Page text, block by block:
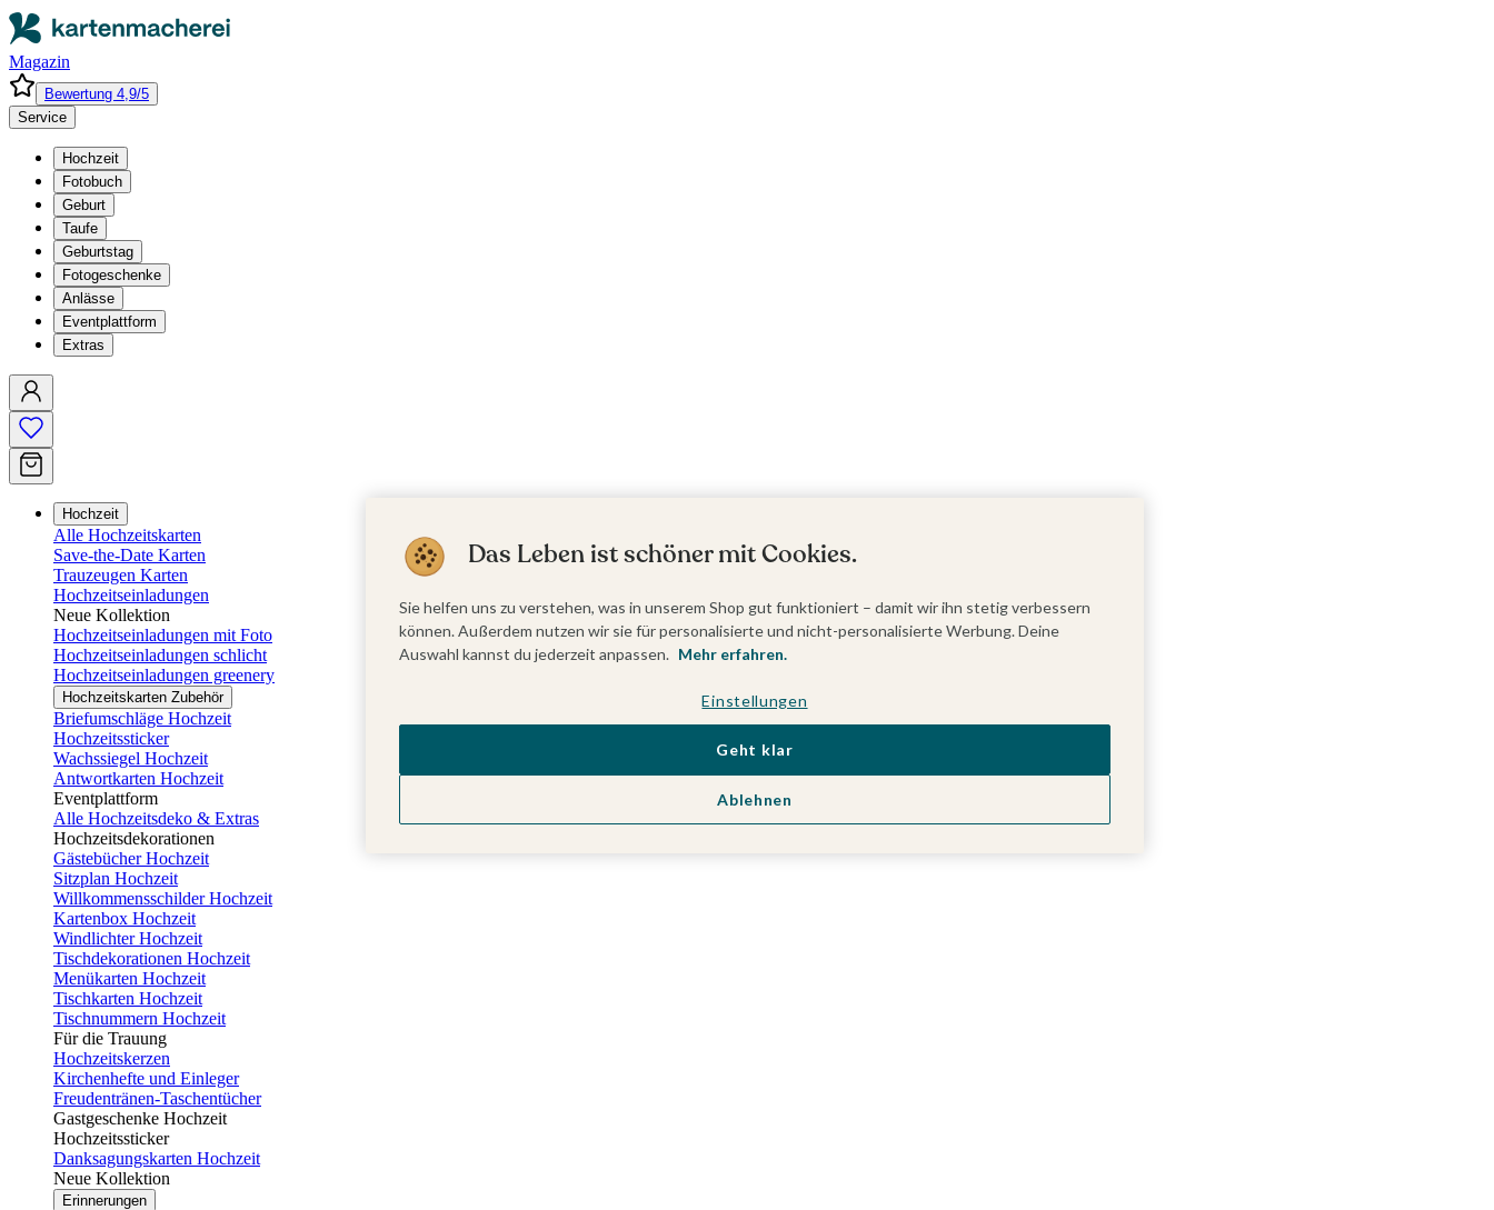
Magazin
Bewertung 4,9/5
Service
Hochzeit
Fotobuch
Geburt
Taufe
Geburtstag
Fotogeschenke
Anlässe
Eventplattform
Extras
Hochzeit
Alle Hochzeitskarten
Save-the-Date Karten
Trauzeugen Karten
Hochzeitseinladungen
Neue Kollektion
Hochzeitseinladungen mit Foto
Hochzeitseinladungen schlicht
Hochzeitseinladungen greenery
Hochzeitskarten Zubehör
Briefumschläge Hochzeit
Hochzeitssticker
Wachssiegel Hochzeit
Antwortkarten Hochzeit
Eventplattform
Alle Hochzeitsdeko & Extras
Hochzeitsdekorationen
Gästebücher Hochzeit
Sitzplan Hochzeit
Willkommensschilder Hochzeit
Kartenbox Hochzeit
Windlichter Hochzeit
Tischdekorationen Hochzeit
Menükarten Hochzeit
Tischkarten Hochzeit
Tischnummern Hochzeit
Für die Trauung
Hochzeitskerzen
Kirchenhefte und Einleger
Freudentränen-Taschentücher
Gastgeschenke Hochzeit
Hochzeitssticker
Danksagungskarten Hochzeit
Neue Kollektion
Erinnerungen
Das Leben ist schöner mit Cookies.
Sie helfen uns zu verstehen, was in unserem Shop gut funktioniert – damit wir ihn stetig verbessern
können. Außerdem nutzen wir sie für personalisierte und nicht-personalisierte Werbung. Deine
Auswahl kannst du jederzeit anpassen. Mehr erfahren.
Einstellungen
Ablehnen
Geht klar